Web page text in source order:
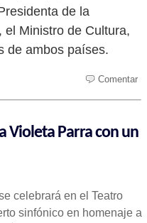
de la
el Ministro de Cultura,
de ambos países.
Comentar
Violeta Parra con un
celebrará en el Teatro
sinfónico en homenaje a